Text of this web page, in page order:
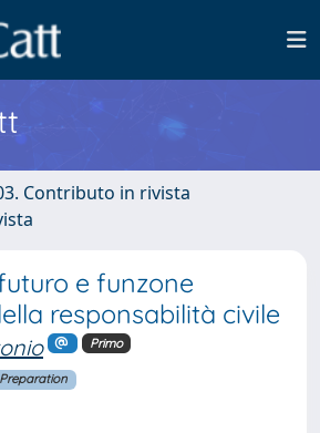
Contributo in rivista
e funzone
responsabilità civile
Primo